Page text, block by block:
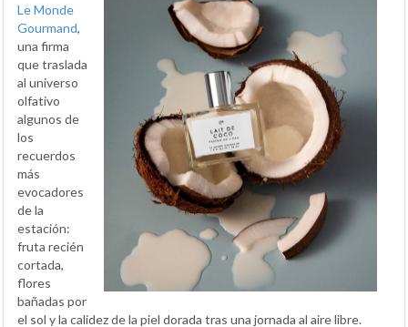
Le Monde
Gourmand,
una firma
que traslada
al universo
olfativo
algunos de
los
recuerdos
más
evocadores
de la
estación:
fruta recién
cortada,
flores
bañadas por
el sol y la calidez de la piel dorada tras una jornada al aire libre.